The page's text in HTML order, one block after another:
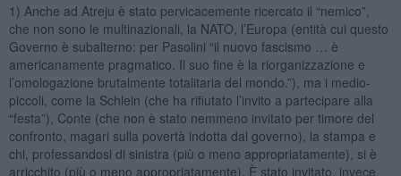
1) Anche ad Atreju è stato pervicacemente ricercato il “nemico”,
che non sono le multinazionali, la NATO, l’Europa (entità cui questo
Governo è subalterno: per Pasolini “il nuovo fascismo … è
americanamente pragmatico. Il suo fine è la riorganizzazione e
l’omologazione brutalmente totalitaria del mondo.”), ma i medio-
piccoli, come la Schlein (che ha rifiutato l’invito a partecipare alla
“festa”), Conte (che non è stato nemmeno invitato per timore del
confronto, magari sulla povertà indotta dal governo), la stampa e
chi, professandosi di sinistra (più o meno appropriatamente), si è
arricchito (più o meno appropriatamente). È stato invitato, invece,